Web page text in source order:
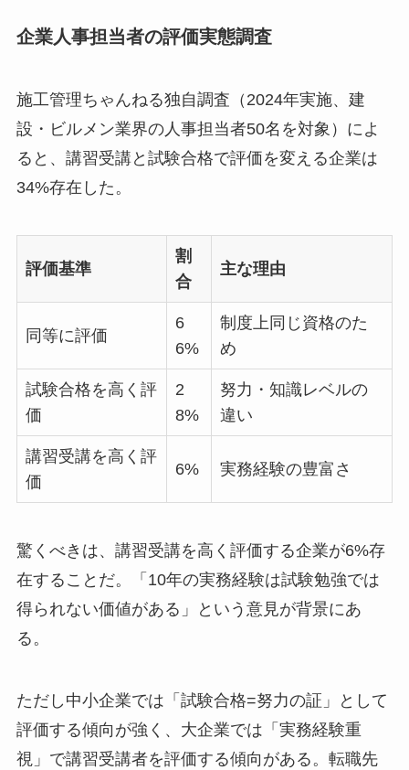
企業人事担当者の評価実態調査
施工管理ちゃんねる独自調査（2024年実施、建
設・ビルメン業界の人事担当者50名を対象）によ
ると、講習受講と試験合格で評価を変える企業は
34%存在した。
評価基準
割
合
主な理由
同等に評価
6
6%
制度上同じ資格のた
め
試験合格を高く評
価
2
8%
努力・知識レベルの
違い
講習受講を高く評
価
6% 実務経験の豊富さ
驚くべきは、講習受講を高く評価する企業が6%存
在することだ。「10年の実務経験は試験勉強では
得られない価値がある」という意見が背景にあ
る。
ただし中小企業では「試験合格=努力の証」として
評価する傾向が強く、大企業では「実務経験重
視」で講習受講者を評価する傾向がある。転職先